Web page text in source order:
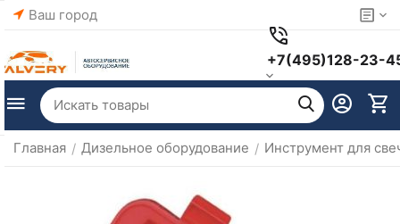
Ваш город
+7(495)128-23-
Главная / Дизельное оборудование / Инструмент для